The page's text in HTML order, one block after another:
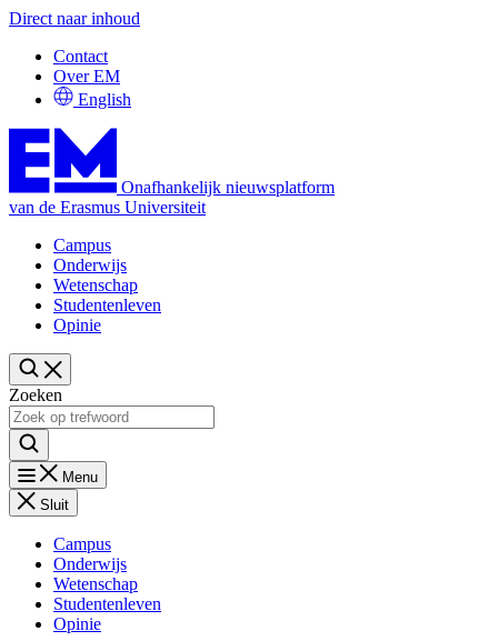
Direct naar inhoud
Contact
Over EM
English
Onafhankelijk nieuwsplatform
van de Erasmus Universiteit
Campus
Onderwijs
Wetenschap
Studentenleven
Opinie
Zoeken
Menu
Sluit
Campus
Onderwijs
Wetenschap
Studentenleven
Opinie